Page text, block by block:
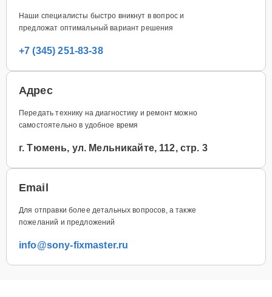
Наши специалисты быстро вникнут в вопрос и
предложат оптимальный вариант решения
+7 (345) 251-83-38
Адрес
Передать технику на диагностику и ремонт можно
самостоятельно в удобное время
г. Тюмень, ул. Мельникайте, 112, стр. 3
Email
Для отправки более детальных вопросов, а также
пожеланий и предложений
info@sony-fixmaster.ru